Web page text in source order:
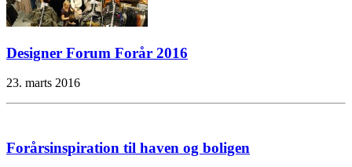
Designer Forum Forår 2016
23. marts 2016
Forårsinspiration til haven og boligen